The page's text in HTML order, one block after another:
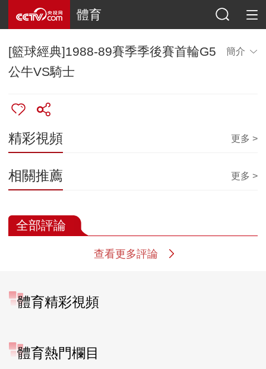
體育
[籃球經典]1988-89賽季季後賽首輪G5
公牛VS騎士
簡介
精彩視頻 更多 >
相關推薦 更多 >
全部評論
查看更多評論
體育精彩視頻
體育熱門欄目